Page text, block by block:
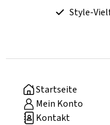
Style-
Startseite
Mein Konto
Kontakt